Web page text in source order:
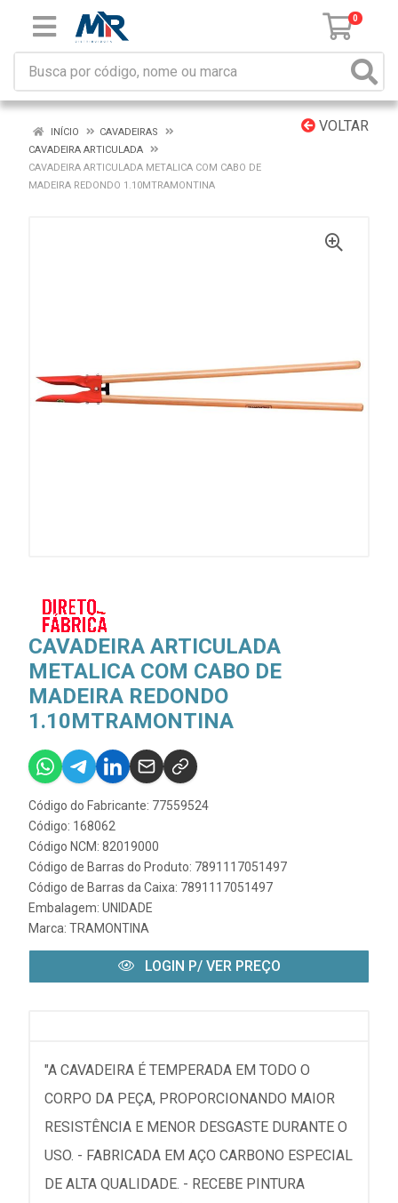
0
VOLTAR
INÍCIO
CAVADEIRAS
CAVADEIRA ARTICULADA
CAVADEIRA ARTICULADA METALICA COM CABO DE
MADEIRA REDONDO 1.10MTRAMONTINA
CAVADEIRA ARTICULADA
METALICA COM CABO DE
MADEIRA REDONDO
1.10MTRAMONTINA
Código do Fabricante: 77559524
Código: 168062
Código NCM: 82019000
Código de Barras do Produto: 7891117051497
Código de Barras da Caixa: 7891117051497
Embalagem: UNIDADE
Marca: TRAMONTINA
LOGIN P/ VER PREÇO
"A CAVADEIRA É TEMPERADA EM TODO O
CORPO DA PEÇA, PROPORCIONANDO MAIOR
RESISTÊNCIA E MENOR DESGASTE DURANTE O
USO. - FABRICADA EM AÇO CARBONO ESPECIAL
DE ALTA QUALIDADE. - RECEBE PINTURA